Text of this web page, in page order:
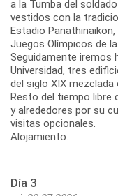
a la Tumba del
vestidos con la
Estadio
Juegos Olímpicos de
Seguidamente iremos
Universidad, tres
del siglo XIX mezclada
Resto del tiempo libre
y alrededores por su
visitas opcionales.
Alojamiento.
Día 3